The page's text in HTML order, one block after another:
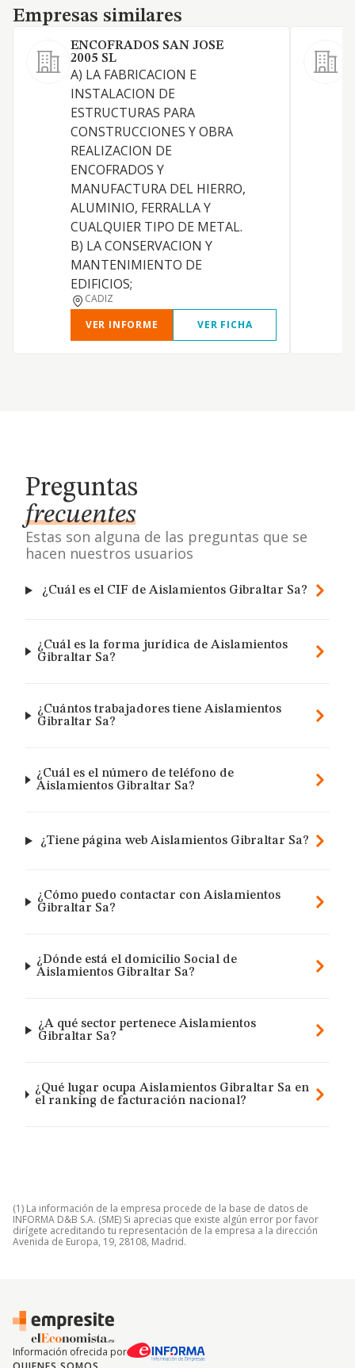
Empresas similares
Empresas similares
ENCOFRADOS SAN JOSE
2005 SL
A) LA FABRICACION E
INSTALACION DE
ESTRUCTURAS PARA
CONSTRUCCIONES Y OBRA
REALIZACION DE
ENCOFRADOS Y
MANUFACTURA DEL HIERRO,
ALUMINIO, FERRALLA Y
CUALQUIER TIPO DE METAL.
B) LA CONSERVACION Y
MANTENIMIENTO DE
EDIFICIOS;
CADIZ
VER INFORME
VER FICHA
Preguntas
frecuentes
Estas son alguna de las preguntas que se
hacen nuestros usuarios
¿Cuál es el CIF de Aislamientos Gibraltar Sa?
¿Cuál es la forma jurídica de Aislamientos
Gibraltar Sa?
¿Cuántos trabajadores tiene Aislamientos
Gibraltar Sa?
¿Cuál es el número de teléfono de
Aislamientos Gibraltar Sa?
¿Tiene página web Aislamientos Gibraltar Sa?
¿Cómo puedo contactar con Aislamientos
Gibraltar Sa?
¿Dónde está el domicilio Social de
Aislamientos Gibraltar Sa?
¿A qué sector pertenece Aislamientos
Gibraltar Sa?
¿Qué lugar ocupa Aislamientos Gibraltar Sa en
el ranking de facturación nacional?
(1) La información de la empresa procede de la base de datos de
INFORMA D&B S.A. (SME) Si aprecias que existe algún error por favor
dirígete acreditando tu representación de la empresa a la dirección
Avenida de Europa, 19, 28108, Madrid.
Información ofrecida por